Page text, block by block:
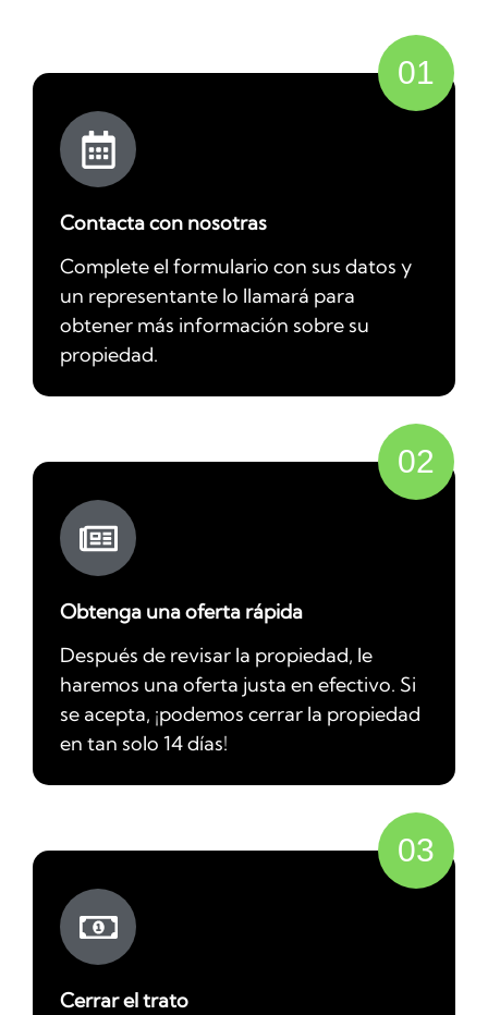
01
Contacta con nosotras
Complete el formulario con sus datos y
un representante lo llamará para
obtener más información sobre su
propiedad.
02
Obtenga una oferta rápida
Después de revisar la propiedad, le
haremos una oferta justa en efectivo. Si
se acepta, ¡podemos cerrar la propiedad
en tan solo 14 días!
03
Cerrar el trato